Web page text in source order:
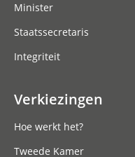
Minister
Staatssecretaris
Integriteit
Verkiezingen
Hoe werkt het?
Tweede Kamer